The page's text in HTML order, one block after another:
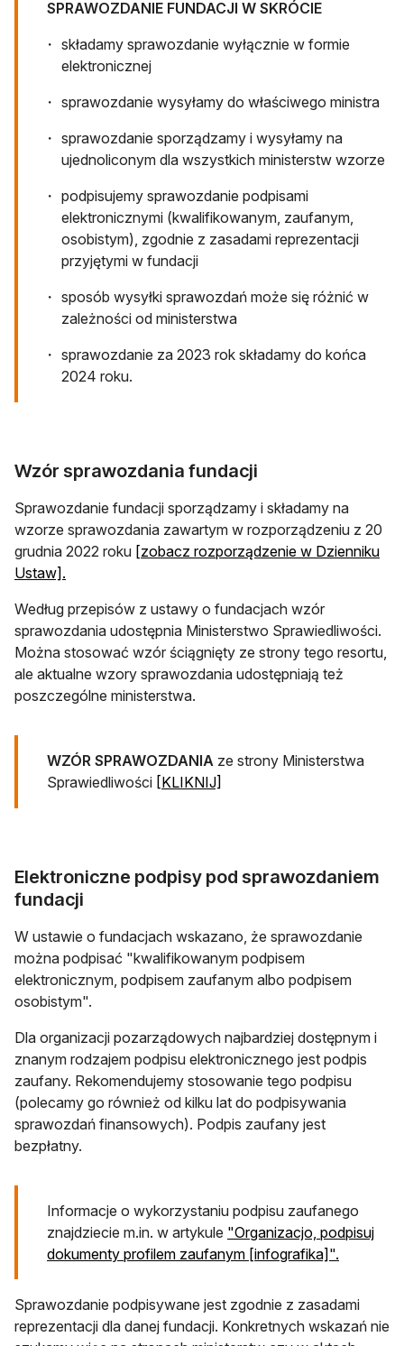
SPRAWOZDANIE FUNDACJI W SKRÓCIE
składamy sprawozdanie wyłącznie w formie
elektronicznej
sprawozdanie wysyłamy do właściwego ministra
sprawozdanie sporządzamy i wysyłamy na
ujednoliconym dla wszystkich ministerstw wzorze
podpisujemy sprawozdanie podpisami
elektronicznymi (kwalifikowanym, zaufanym,
osobistym), zgodnie z zasadami reprezentacji
przyjętymi w fundacji
sposób wysyłki sprawozdań może się różnić w
zależności od ministerstwa
sprawozdanie za 2023 rok składamy do końca
2024 roku.
Wzór sprawozdania fundacji
Sprawozdanie fundacji sporządzamy i składamy na
wzorze sprawozdania zawartym w rozporządzeniu z 20
grudnia 2022 roku [zobacz rozporządzenie w Dzienniku
Ustaw].
Według przepisów z ustawy o fundacjach wzór
sprawozdania udostępnia Ministerstwo Sprawiedliwości.
Można stosować wzór ściągnięty ze strony tego resortu,
ale aktualne wzory sprawozdania udostępniają też
poszczególne ministerstwa.
WZÓR SPRAWOZDANIA ze strony Ministerstwa
Sprawiedliwości [KLIKNIJ]
Elektroniczne podpisy pod sprawozdaniem
fundacji
W ustawie o fundacjach wskazano, że sprawozdanie
można podpisać "kwalifikowanym podpisem
elektronicznym, podpisem zaufanym albo podpisem
osobistym".
Dla organizacji pozarządowych najbardziej dostępnym i
znanym rodzajem podpisu elektronicznego jest podpis
zaufany. Rekomendujemy stosowanie tego podpisu
(polecamy go również od kilku lat do podpisywania
sprawozdań finansowych). Podpis zaufany jest
bezpłatny.
Informacje o wykorzystaniu podpisu zaufanego
znajdziecie m.in. w artykule "Organizacjo, podpisuj
dokumenty profilem zaufanym [infografika]".
Sprawozdanie podpisywane jest zgodnie z zasadami
reprezentacji dla danej fundacji. Konkretnych wskazań nie